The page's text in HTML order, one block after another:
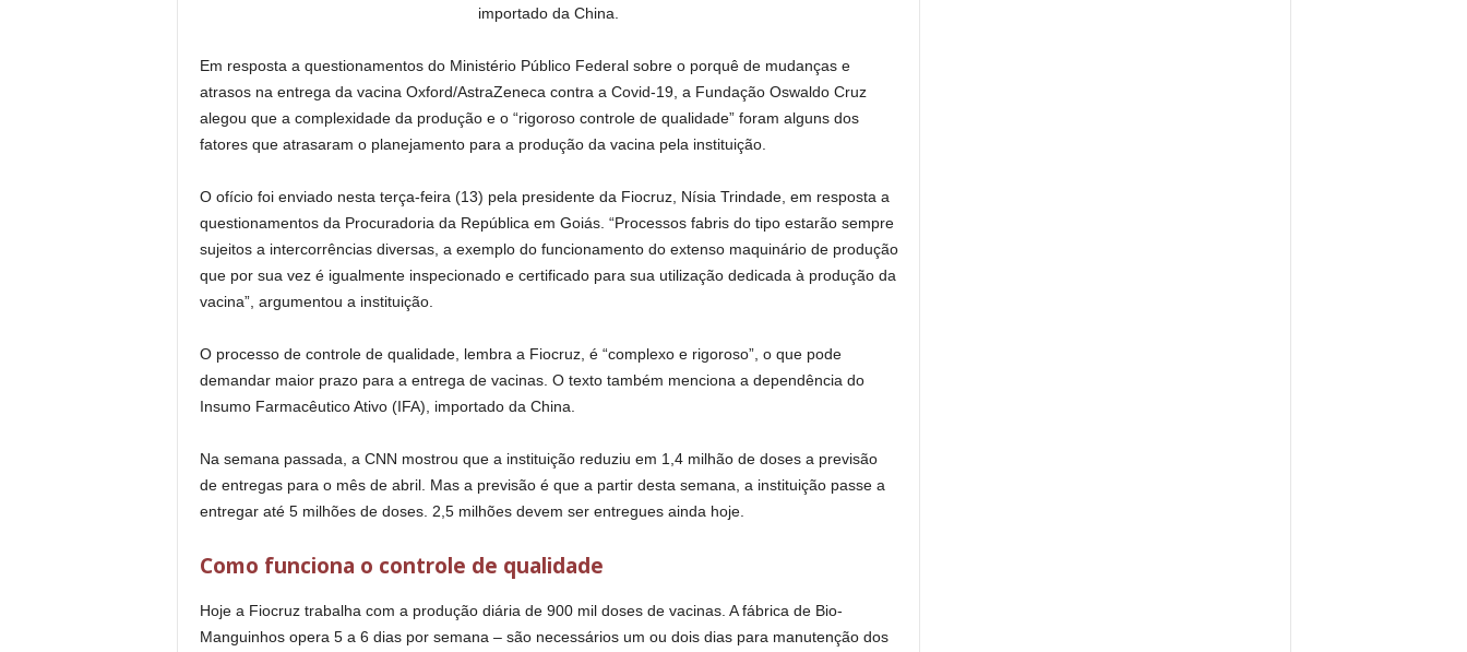
importado da China.
Em resposta a questionamentos do Ministério Público Federal sobre o porquê de mudanças e
atrasos na entrega da vacina Oxford/AstraZeneca contra a Covid-19, a Fundação Oswaldo Cruz
alegou que a complexidade da produção e o “rigoroso controle de qualidade” foram alguns dos
fatores que atrasaram o planejamento para a produção da vacina pela instituição.
O ofício foi enviado nesta terça-feira (13) pela presidente da Fiocruz, Nísia Trindade, em resposta a
questionamentos da Procuradoria da República em Goiás. “Processos fabris do tipo estarão sempre
sujeitos a intercorrências diversas, a exemplo do funcionamento do extenso maquinário de produção
que por sua vez é igualmente inspecionado e certificado para sua utilização dedicada à produção da
vacina”, argumentou a instituição.
O processo de controle de qualidade, lembra a Fiocruz, é “complexo e rigoroso”, o que pode
demandar maior prazo para a entrega de vacinas. O texto também menciona a dependência do
Insumo Farmacêutico Ativo (IFA), importado da China.
Na semana passada, a CNN mostrou que a instituição reduziu em 1,4 milhão de doses a previsão
de entregas para o mês de abril. Mas a previsão é que a partir desta semana, a instituição passe a
entregar até 5 milhões de doses. 2,5 milhões devem ser entregues ainda hoje.
Como funciona o controle de qualidade
Hoje a Fiocruz trabalha com a produção diária de 900 mil doses de vacinas. A fábrica de Bio-
Manguinhos opera 5 a 6 dias por semana – são necessários um ou dois dias para manutenção dos